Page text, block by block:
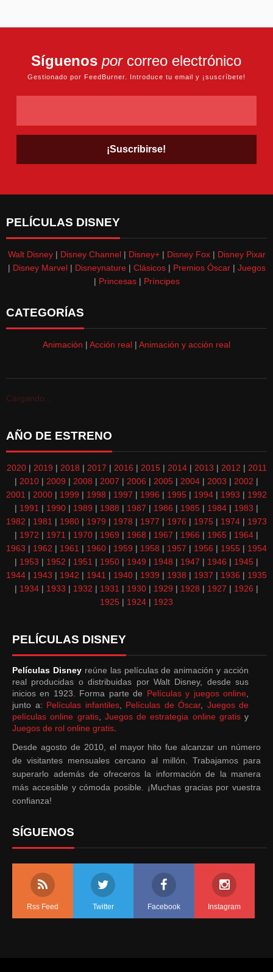
Síguenos porcorreo electrónico
Gestionado por FeedBurner. Introduce tu email y ¡suscríbete!
PELÍCULAS DISNEY
Walt Disney| Disney Channel| Disney+| Disney Fox| Disney Pixar
| Disney Marvel| Disneynature| Clásicos| Premios Óscar| Juegos
| Princesas| Príncipes
CATEGORÍAS
Animación | Acción real | Animación y acción real
Cargando...
AÑO DE ESTRENO
2020| 2019 | 2018 | 2017 | 2016 | 2015| 2014| 2013 | 2012 | 2011
| 2010 | 2009 | 2008 | 2007 | 2006 | 2005 | 2004 | 2003 | 2002 |
2001 | 2000 | 1999 | 1998 | 1997 | 1996 | 1995 | 1994 | 1993 | 1992
| 1991 | 1990 | 1989 | 1988 | 1987 | 1986 | 1985 | 1984 | 1983 |
1982 | 1981 | 1980 | 1979 | 1978 | 1977 | 1976 | 1975 | 1974 | 1973
| 1972 | 1971 | 1970 | 1969 | 1968 | 1967 | 1966 | 1965 | 1964 |
1963 | 1962 | 1961 | 1960 | 1959 | 1958 | 1957 | 1956 | 1955 | 1954
| 1953 | 1952 | 1951 | 1950 | 1949 | 1948 | 1947 | 1946 | 1945 |
1944 | 1943 | 1942 | 1941 | 1940 | 1939 | 1938 | 1937 | 1936 | 1935
| 1934 | 1933 | 1932 | 1931 | 1930 | 1929 | 1928 | 1927 | 1926 |
1925 | 1924 | 1923
PELÍCULAS DISNEY
Películas Disneyreúne las películas de animación y acción
real producidas o distribuidas por Walt Disney, desde sus
inicios en 1923. Forma parte de Películas y juegos online
junto a: Películas infantiles, Películas de Óscar, Juegos de
películas online gratis, Juegos de estrategia online gratisy
Juegos de rol online gratis
Desde agosto de 2010, el mayor hito fue alcanzar un número
de visitantes mensuales cercano al millón. Trabajamos para
superarlo además de ofreceros la información de la manera
más accesible y cómoda posible. ¡Muchas gracias por vuestra
confianza!
SÍGUENOS
Rss Feed Twitter Facebook Instagram